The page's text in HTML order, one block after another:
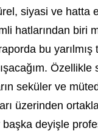
siyasi ve hatta
hatlarından
bu yarılmış
Özellikle
seküler ve
üzerinden
deyişle